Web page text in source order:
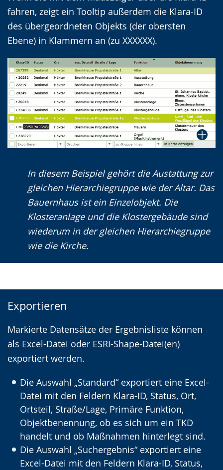
fahren, zeigt ein Tooltip außerdem die Klara-ID
des übergeordneten Objekts (der obersten
Ebene) in Klammern an (zu XXXXXX).
In diesem Beispiel gehört die Austattung zur
gleichen Hierarchiegruppe wie der Altar. Das
Bauernhaus ist ein Einzelobjekt. Die
Klosteranlage und die Klostergebäude sind
wiederum in der gleichen Hierarchiegruppe
wie die Kirche.
Exportieren
Markierte Datensätze der Ergebnisliste können
als Excel-Datei oder ESRI-Shape-Datei(en)
exportiert werden.
Die Auswahl „Standard“ exportiert eine Excel-
Datei mit den Feldern Klara-ID, Status, Ort,
Ortsteil, Straße/Lage, Primäre Funktion,
Objektbenennung, ob es sich um ein TKD
handelt und ob Maßnahmen hinterlegt sind.
Die Auswahl „Suchergebnis“ exportiert eine
Excel-Datei mit den Feldern Klara-ID, Status,